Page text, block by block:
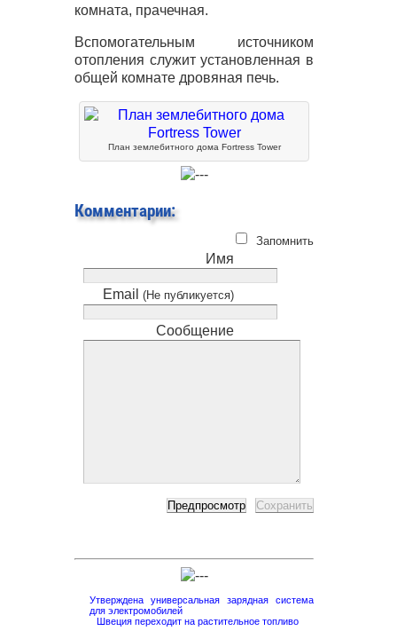
комната, прачечная.
Вспомогательным источником
отопления служит установленная в
общей комнате дровяная печь.
План землебитного дома Fortress Tower
Комментарии:
Запомнить
Имя
Email (Не публикуется)
Сообщение
Утверждена универсальная зарядная система
для электромобилей
Швеция переходит на растительное топливо